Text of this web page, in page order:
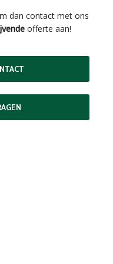
dan contact met ons
offerte aan!